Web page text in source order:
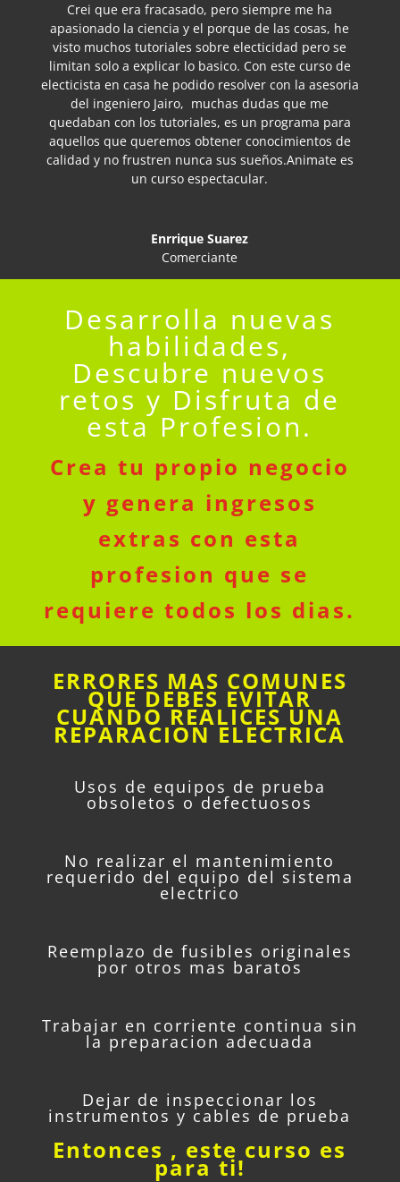
Crei que era fracasado, pero siempre me ha
apasionado la ciencia y el porque de las cosas, he
visto muchos tutoriales sobre electicidad pero se
limitan solo a explicar lo basico. Con este curso de
electicista en casa he podido resolver con la asesoria
del ingeniero Jairo, muchas dudas que me
quedaban con los tutoriales, es un programa para
aquellos que queremos obtener conocimientos de
calidad y no frustren nunca sus sueños.Animate es
un curso espectacular.
Enrrique Suarez
Comerciante
Desarrolla nuevas
habilidades,
Descubre nuevos
retos y Disfruta de
esta Profesion.
Crea tu propio negocio
y genera ingresos
extras con esta
profesion que se
requiere todos los dias.
ERRORES MAS COMUNES
QUE DEBES EVITAR
CUANDO REALICES UNA
REPARACION ELECTRICA
Usos de equipos de prueba
obsoletos o defectuosos
No realizar el mantenimiento
requerido del equipo del sistema
electrico
Reemplazo de fusibles originales
por otros mas baratos
Trabajar en corriente continua sin
la preparacion adecuada
Dejar de inspeccionar los
instrumentos y cables de prueba
Entonces , este curso es
para ti!